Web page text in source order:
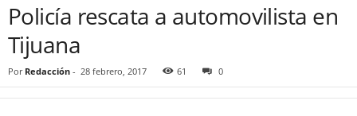
Policía rescata a automovilista en
Tijuana
Por Redacción - 28 febrero, 2017 61 0